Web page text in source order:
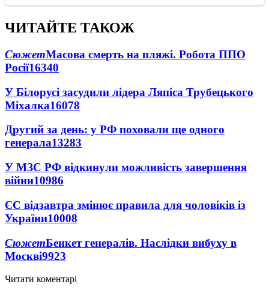
ЧИТАЙТЕ ТАКОЖ
СюжетМасова смерть на пляжі. Робота ППО
Росії16340
У Білорусі засудили лідера Ляпіса Трубецького
Міхалка16078
Другий за день: у РФ поховали ще одного
генерала13283
У МЗС РФ відкинули можливість завершення
війни10986
ЄС відзавтра змінює правила для чоловіків із
України10008
СюжетБенкет генералів. Наслідки вибуху в
Москві9923
Читати коментарі